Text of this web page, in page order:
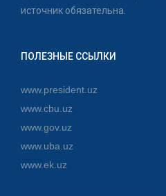
источник обязательна.
ПОЛЕЗНЫЕ ССЫЛКИ
www.president.uz
www.cbu.uz
www.gov.uz
www.uba.uz
www.ek.uz